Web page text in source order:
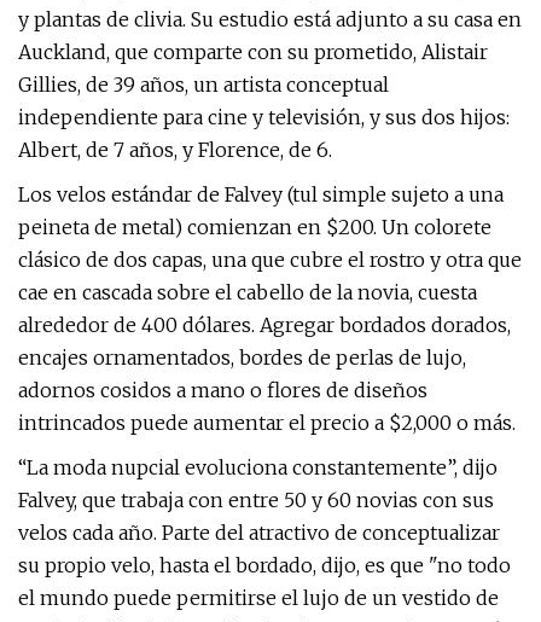
y plantas de clivia. Su estudio está adjunto a su casa en
Auckland, que comparte con su prometido, Alistair
Gillies, de 39 años, un artista conceptual
independiente para cine y televisión, y sus dos hijos:
Albert, de 7 años, y Florence, de 6.
Los velos estándar de Falvey (tul simple sujeto a una
peineta de metal) comienzan en $200. Un colorete
clásico de dos capas, una que cubre el rostro y otra que
cae en cascada sobre el cabello de la novia, cuesta
alrededor de 400 dólares. Agregar bordados dorados,
encajes ornamentados, bordes de perlas de lujo,
adornos cosidos a mano o flores de diseños
intrincados puede aumentar el precio a $2,000 o más.
“La moda nupcial evoluciona constantemente”, dijo
Falvey, que trabaja con entre 50 y 60 novias con sus
velos cada año. Parte del atractivo de conceptualizar
su propio velo, hasta el bordado, dijo, es que "no todo
el mundo puede permitirse el lujo de un vestido de